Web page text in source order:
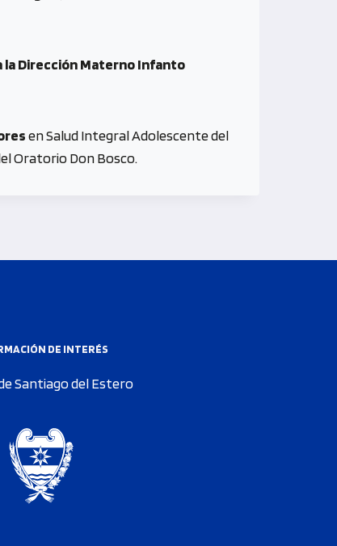
Dirección Materno Infanto
en Salud Integral Adolescente del
Oratorio Don Bosco.
DE INTERÉS
Santiago del Estero